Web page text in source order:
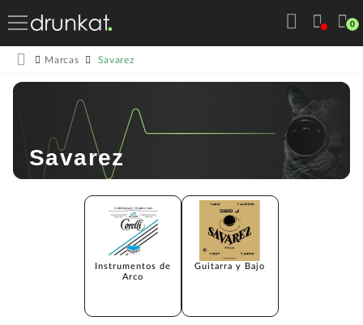
0
Marcas Savarez
Savarez
Instrumentos de
Arco
Guitarra y Bajo